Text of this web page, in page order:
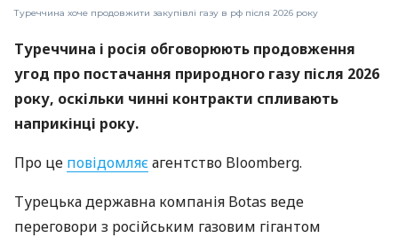
Туреччина хоче продовжити закупівлі газу в рф після 2026 року
Туреччина і росія обговорюють продовження
угод про постачання природного газу після 2026
року, оскільки чинні контракти спливають
наприкінці року.
Про це повідомляєагентство Bloomberg.
Турецька державна компанія Botas веде
переговори з російським газовим гігантом